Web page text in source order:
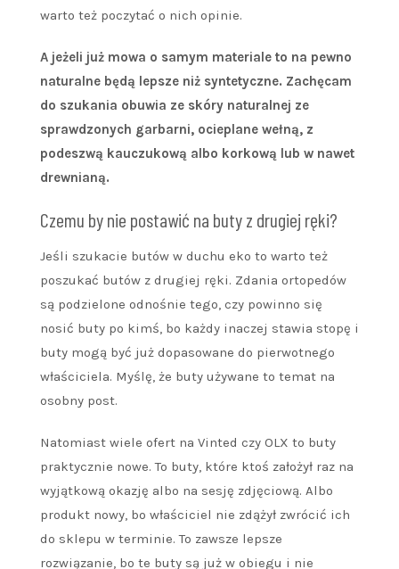
warto też poczytać o nich opinie.
A jeżeli już mowa o samym materiale to na pewno
naturalne będą lepsze niż syntetyczne. Zachęcam
do szukania obuwia ze skóry naturalnej ze
sprawdzonych garbarni, ocieplane wełną, z
podeszwą kauczukową albo korkową lub w nawet
drewnianą.
Czemu by nie postawić na buty z drugiej ręki?
Jeśli szukacie butów w duchu eko to warto też
poszukać butów z drugiej ręki. Zdania ortopedów
są podzielone odnośnie tego, czy powinno się
nosić buty po kimś, bo każdy inaczej stawia stopę i
buty mogą być już dopasowane do pierwotnego
właściciela. Myślę, że buty używane to temat na
osobny post.
Natomiast wiele ofert na Vinted czy OLX to buty
praktycznie nowe. To buty, które ktoś założył raz na
wyjątkową okazję albo na sesję zdjęciową. Albo
produkt nowy, bo właściciel nie zdążył zwrócić ich
do sklepu w terminie. To zawsze lepsze
rozwiązanie, bo te buty są już w obiegu i nie